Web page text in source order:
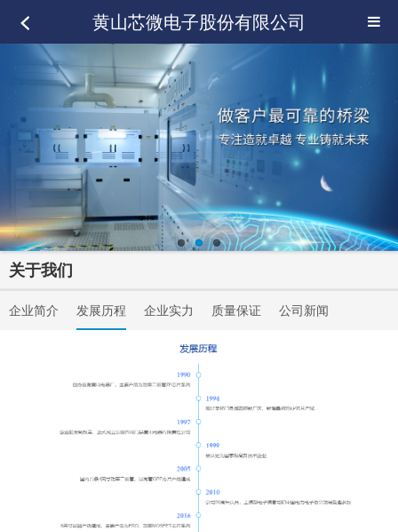
黄山芯微电子股份有限公司
关于我们
企业简介 发展历程 企业实力 质量保证 公司新闻